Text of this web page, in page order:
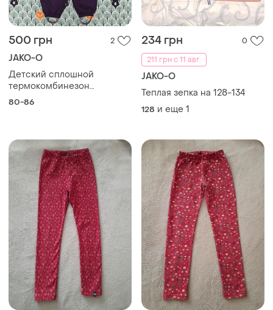
500 грн 2
JAKO-O
Детский сплошной
термокомбинезон
немецкой фирмы jako-o
80-86
234 грн
0
211 грн с 11 авг.
JAKO-O
Теплая зепка на 128-134
128 и еще 1